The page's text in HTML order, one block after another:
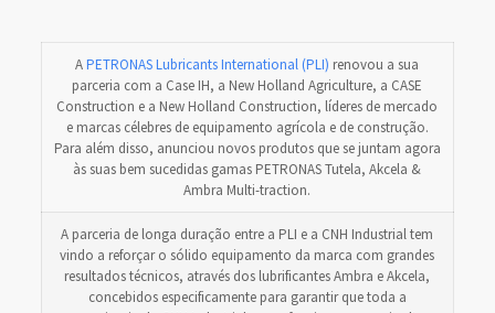
APETRONAS Lubricants International (PLI) renovou a sua
parceria com a Case IH, a New Holland Agriculture, a CASE
Construction e a New Holland Construction, líderes de mercado
e marcas célebres de equipamento agrícola e de construção.
Para além disso, anunciou novos produtos que se juntam agora
às suas bem sucedidas gamas PETRONAS Tutela, Akcela &
Ambra Multi-traction.
A parceria de longa duração entre a PLI e a CNH Industrial tem
vindo a reforçar o sólido equipamento da marca com grandes
resultados técnicos, através dos lubrificantes Ambra e Akcela,
concebidos especificamente para garantir que toda a